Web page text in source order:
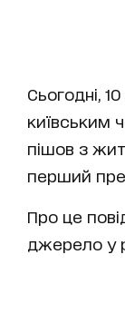
Сьогодні,
київським
пішов з
перший
Про це
джерело у